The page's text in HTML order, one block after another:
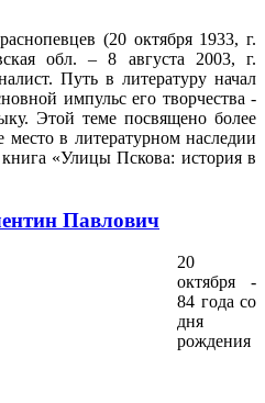
(20 октября 1933, г.
обл. – 8 августа 2003, г.
Путь в литературу начал
импульс его творчества -
Этой теме посвящено более
место в литературном наследии
книга «Улицы Пскова: история в
Павлович
20
октября -
84 года со
дня
рождения